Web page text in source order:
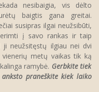
nesibaigia, vis dėlto
baigtis gana greitai.
susipras ilgai neužsibūti,
į savo rankas ir taip
ji neužsitęstų ilgiau nei dvi
metų vaikas tik ką
ramybė. Gerbkite tiek
praneškite kiek laiko